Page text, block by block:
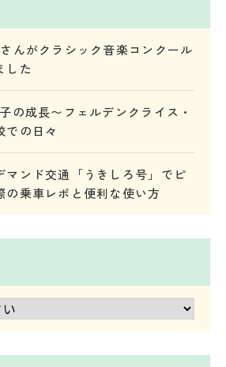
んがクラシック音楽コンクール
した
の成長〜フェルデンクライス・
での日々
マンド交通「うきしろ号」でピ
の乗車レポと便利な使い方